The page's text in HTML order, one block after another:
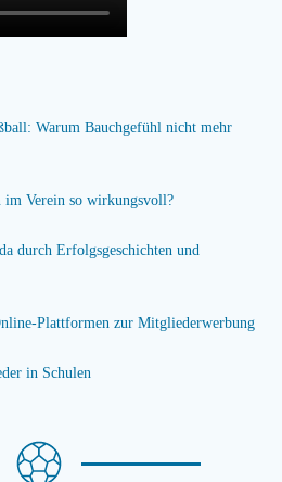
Warum Bauchgefühl nicht mehr
im Verein so wirkungsvoll?
durch Erfolgsgeschichten und
Plattformen zur Mitgliederwerbung
in Schulen